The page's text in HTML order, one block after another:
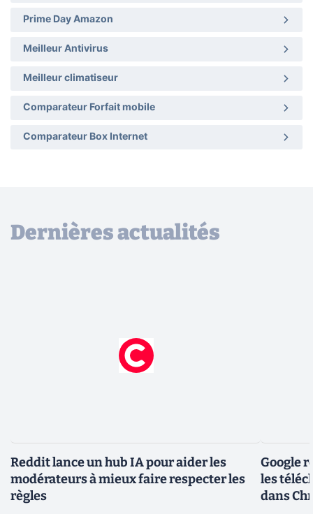
Prime Day Amazon
Meilleur Antivirus
Meilleur climatiseur
Comparateur Forfait mobile
Comparateur Box Internet
Dernières actualités
Reddit lance un hub IA pour aider les
modérateurs à mieux faire respecter les
règles
Google
les
dans